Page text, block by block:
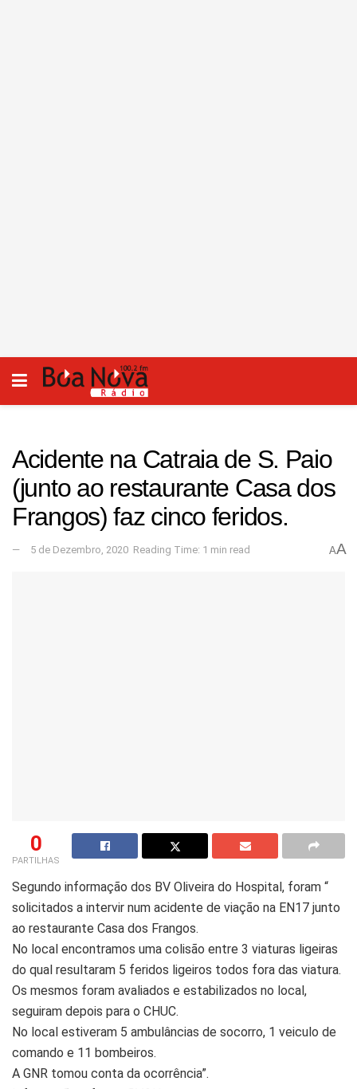
Acidente na Catraia de S. Paio
(junto ao restaurante Casa dos
Frangos) faz cinco feridos.
5 de Dezembro, 2020 Reading Time: 1 min read AA
0
PARTILHAS
Segundo informação dos BV Oliveira do Hospital, foram “
solicitados a intervir num acidente de viação na EN17 junto
ao restaurante Casa dos Frangos.
No local encontramos uma colisão entre 3 viaturas ligeiras
do qual resultaram 5 feridos ligeiros todos fora das viatura.
Os mesmos foram avaliados e estabilizados no local,
seguiram depois para o CHUC.
No local estiveram 5 ambulâncias de socorro, 1 veiculo de
comando e 11 bombeiros.
A GNR tomou conta da ocorrência”.